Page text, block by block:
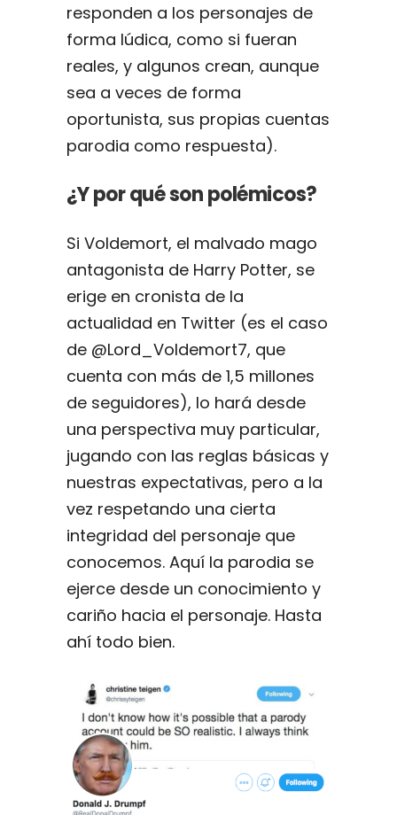
responden a los personajes de
forma lúdica, como si fueran
reales, y algunos crean, aunque
sea a veces de forma
oportunista, sus propias cuentas
parodia como respuesta).
¿Y por qué son polémicos?
Si Voldemort, el malvado mago
antagonista de Harry Potter, se
erige en cronista de la
actualidad en Twitter (es el caso
de @Lord_Voldemort7, que
cuenta con más de 1,5 millones
de seguidores), lo hará desde
una perspectiva muy particular,
jugando con las reglas básicas y
nuestras expectativas, pero a la
vez respetando una cierta
integridad del personaje que
conocemos. Aquí la parodia se
ejerce desde un conocimiento y
cariño hacia el personaje. Hasta
ahí todo bien.